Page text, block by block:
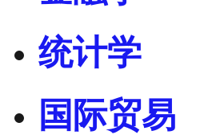
统计学
国际贸易